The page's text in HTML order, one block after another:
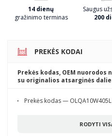
14 dienų
gražinimo terminas
Saugus
200
PREKĖS KODAI
Prekės kodas, OEM nuorodos
su originalios atsarginės
Prekės kodas — OLQA10W405L
RODYTI